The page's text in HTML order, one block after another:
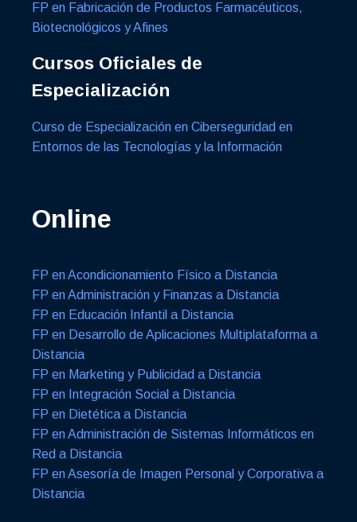
FP en Fabricación de Productos Farmacéuticos,
Biotecnológicos y Afines
Cursos Oficiales de
Especialización
Curso de Especialización en Ciberseguridad en
Entornos de las Tecnologías y la Información
Online
FP en Acondicionamiento Físico a Distancia
FP en Administración y Finanzas a Distancia
FP en Educación Infantil a Distancia
FP en Desarrollo de Aplicaciones Multiplataforma a
Distancia
FP en Marketing y Publicidad a Distancia
FP en Integración Social a Distancia
FP en Dietética a Distancia
FP en Administración de Sistemas Informáticos en
Red a Distancia
FP en Asesoría de Imagen Personal y Corporativa a
Distancia